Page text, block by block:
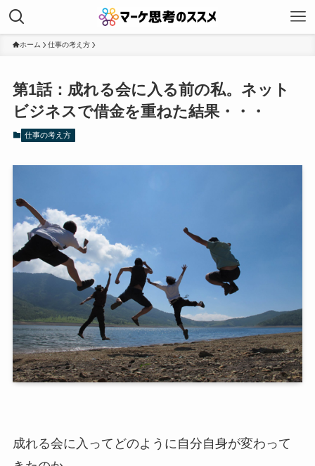
ホーム 仕事の考え方
第1話：成れる会に入る前の私。ネット
ビジネスで借金を重ねた結果・・・
仕事の考え方
成れる会に入ってどのように自分自身が変わって